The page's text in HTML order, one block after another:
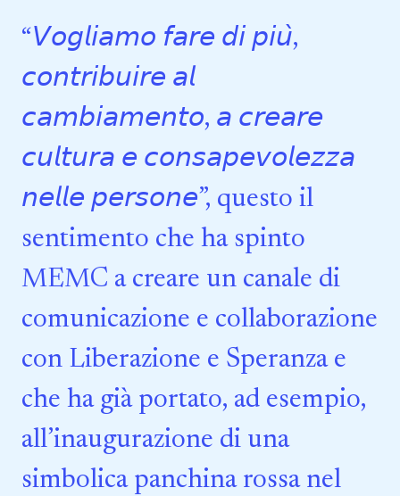
“𝘝𝘰𝘨𝘭𝘪𝘢𝘮𝘰 𝘧𝘢𝘳𝘦 𝘥𝘪 𝘱𝘪𝘶̀,
𝘤𝘰𝘯𝘵𝘳𝘪𝘣𝘶𝘪𝘳𝘦 𝘢𝘭
𝘤𝘢𝘮𝘣𝘪𝘢𝘮𝘦𝘯𝘵𝘰, 𝘢 𝘤𝘳𝘦𝘢𝘳𝘦
𝘤𝘶𝘭𝘵𝘶𝘳𝘢 𝘦 𝘤𝘰𝘯𝘴𝘢𝘱𝘦𝘷𝘰𝘭𝘦𝘻𝘻𝘢
𝘯𝘦𝘭𝘭𝘦 𝘱𝘦𝘳𝘴𝘰𝘯𝘦”, questo il
sentimento che ha spinto
MEMC a creare un canale di
comunicazione e collaborazione
con Liberazione e Speranza e
che ha già portato, ad esempio,
all’inaugurazione di una
simbolica panchina rossa nel